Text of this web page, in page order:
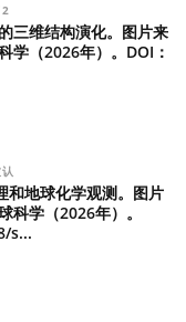
三维结构演化。图片来
学（2026年）。DOI：
和地球化学观测。图片
科学（2026年）。
s...